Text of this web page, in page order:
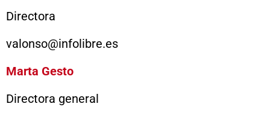
Directora
valonso@infolibre.es
Marta Gesto
Directora general